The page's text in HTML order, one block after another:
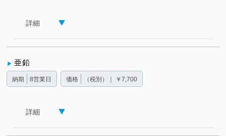
詳細
亜鉛
納期 8営業日 価格 （税別）｜ ￥7,700
詳細